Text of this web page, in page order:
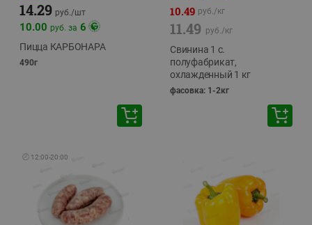
14.29 руб./шт
10.00 руб. за 6
Пицца КАРБОНАРА
490г
10.49 руб./кг
11.49 руб./кг
Свинина 1 с.
полуфабрикат,
охлажденный 1 кг
фасовка: 1-2кг
🕘 12:00-20:00